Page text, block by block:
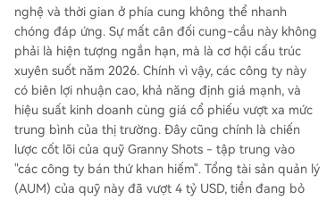
nghệ và thời gian ở phía cung không thể nhanh
chóng đáp ứng. Sự mất cân đối cung-cầu này không
phải là hiện tượng ngắn hạn, mà là cơ hội cấu trúc
xuyên suốt năm 2026. Chính vì vậy, các công ty này
có biên lợi nhuận cao, khả năng định giá mạnh, và
hiệu suất kinh doanh cùng giá cổ phiếu vượt xa mức
trung bình của thị trường. Đây cũng chính là chiến
lược cốt lõi của quỹ Granny Shots - tập trung vào
"các công ty bán thứ khan hiếm". Tổng tài sản quản lý
(AUM) của quỹ này đã vượt 4 tỷ USD, tiền đang bỏ